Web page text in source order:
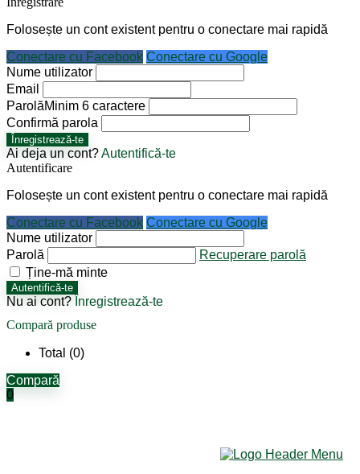
Folosește un cont existent pentru o conectare mai rapidă
Conectare cu Facebook Conectare cu Google
Nume utilizator
Email
ParolăMinim 6 caractere
Confirmă parola
Înregistrează-te
Ai deja un cont?Autentifică-te
Autentificare
Folosește un cont existent pentru o conectare mai rapidă
Conectare cu Facebook Conectare cu Google
Nume utilizator
Parolă
Recuperare parolă
Ține-mă minte
Autentifică-te
Nu ai cont? Înregistrează-te
Compară produse
Total (0)
Compară
0